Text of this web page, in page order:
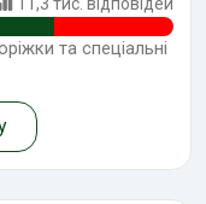
та спеціальні